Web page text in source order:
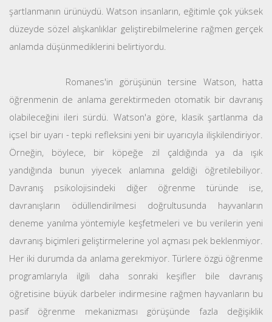
şartlanmanın ürünüydü. Watson insanların, eğitimle çok yüksek
düzeyde sözel alışkanlıklar geliştirebilmelerine rağmen gerçek
anlamda düşünmediklerini belirtiyordu.
Romanes'in görüşünün tersine Watson, hatta
öğrenmenin de anlama gerektirmeden otomatik bir davranış
olabileceğini ileri sürdü. Watson'a göre, klasik şartlanma da
içsel bir uyarı - tepki refleksini yeni bir uyarıcıyla ilişkilendiriyor.
Örneğin, böylece, bir köpeğe zil çaldığında ya da ışık
yandığında bunun yiyecek anlamına geldiği öğretilebiliyor.
Davranış psikolojisindeki diğer öğrenme türünde ise,
davranışların ödüllendirilmesi doğrultusunda hayvanların
deneme yanılma yöntemiyle keşfetmeleri ve bu verilerin yeni
davranış biçimleri geliştirmelerine yol açması pek beklenmiyor.
Her iki durumda da anlama gerekmiyor. Türlere özgü öğrenme
programlarıyla ilgili daha sonraki keşifler bile davranış
öğretisine büyük darbeler indirmesine rağmen hayvanların bu
pasif öğrenme mekanizması görüşünde fazla değişiklik